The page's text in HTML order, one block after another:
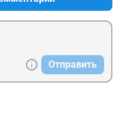
Отправить